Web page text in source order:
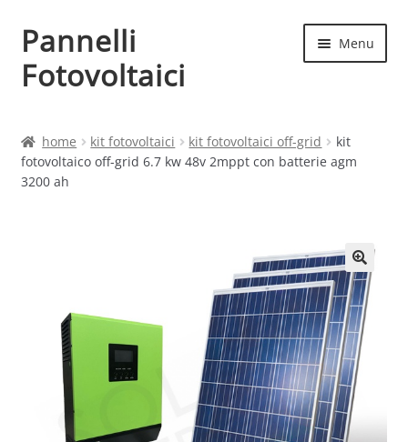
Vai
alla
navigazione
Vai
al
contenuto
Pannelli
Fotovoltaici
Menu
Cart
Contatti
My account
Produttori
home kit fotovoltaici kit fotovoltaici off-grid
kit
fotovoltaico off-grid 6.7 kw 48v 2mppt con batterie agm
3200 ah